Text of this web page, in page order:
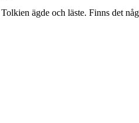
ägde och läste. Finns det